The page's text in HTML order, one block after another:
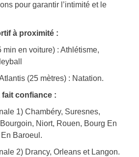
pour garantir l’intimité et le
à proximité :
min en voiture) : Athlétisme,
(25 mètres) : Natation.
fait confiance :
1) Chambéry, Suresnes,
Niort, Rouen, Bourg En
Baroeul.
2) Drancy, Orleans et Langon.